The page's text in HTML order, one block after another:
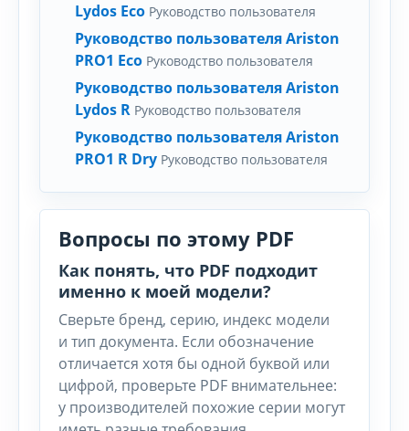
Lydos Eco Руководство пользователя
Руководство пользователя Ariston
PRO1 Eco Руководство пользователя
Руководство пользователя Ariston
Lydos R Руководство пользователя
Руководство пользователя Ariston
PRO1 R Dry Руководство пользователя
Вопросы по этому PDF
Как понять, что PDF подходит
именно к моей модели?
Сверьте бренд, серию, индекс модели
и тип документа. Если обозначение
отличается хотя бы одной буквой или
цифрой, проверьте PDF внимательнее:
у производителей похожие серии могут